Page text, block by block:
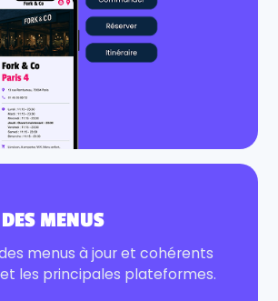
MENUS
menus à jour et cohérents
les principales plateformes.